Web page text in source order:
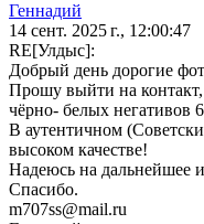
Геннадий
14 сент. 2025 г., 12:00:47
RE[Улдыс]:
Добрый день дорогие
Прошу выйти на контакт,
чёрно- белых негативов
В аутентичном
высоком качестве!
Надеюсь на дальнейшее
Спасибо.
m707ss@mail.ru